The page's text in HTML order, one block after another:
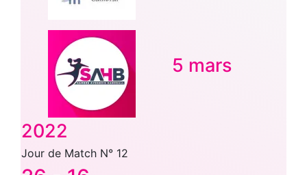
5 mars
2022
Jour de Match N° 12